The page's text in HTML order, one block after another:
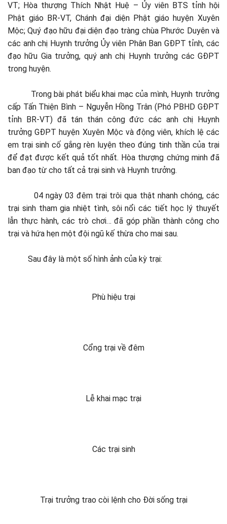
VT; Hòa thượng Thích Nhật Huệ – Ủy viên BTS tỉnh hội
Phật giáo BR-VT, Chánh đại diện Phật giáo huyện Xuyên
Mộc; Quý đạo hữu đại diện đạo tràng chùa Phước Duyên và
các anh chị Huynh trưởng Ủy viên Phân Ban GĐPT tỉnh, các
đạo hữu Gia trưởng, quý anh chị Huynh trưởng các GĐPT
trong huyện.
Trong bài phát biểu khai mạc của mình, Huynh trưởng
cấp Tấn Thiện Bình – Nguyễn Hồng Trân (Phó PBHD GĐPT
tỉnh BR-VT) đã tán thán công đức các anh chị Huynh
trưởng GĐPT huyện Xuyên Mộc và động viên, khích lệ các
em trại sinh cố gắng rèn luyện theo đúng tinh thần của trại
để đạt được kết quả tốt nhất. Hòa thượng chứng minh đã
ban đạo từ cho tất cả trại sinh và Huynh trưởng.
04 ngày 03 đêm trại trôi qua thật nhanh chóng, các
trại sinh tham gia nhiệt tình, sôi nổi các tiết học lý thuyết
lẫn thực hành, các trò chơi… đã góp phần thành công cho
trại và hứa hẹn một đội ngũ kế thừa cho mai sau.
Sau đây là một số hình ảnh của kỳ trại:
Phù hiệu trại
Cổng trại về đêm
Lễ khai mạc trại
Các trại sinh
Trại trưởng trao còi lệnh cho Đời sống trại